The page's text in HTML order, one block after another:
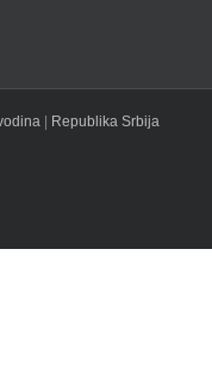
| Republika Srbija